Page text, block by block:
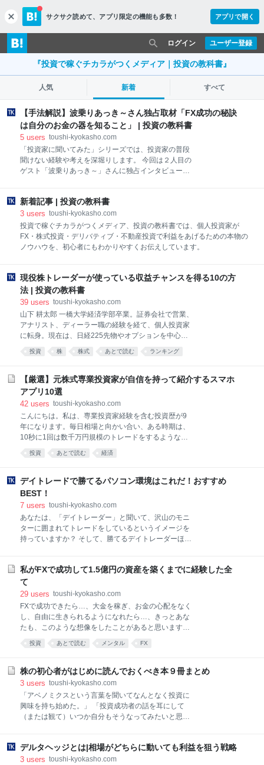
c
l
o
s
サクサク読めて、 アプリ限定の機能も多数！ アプリで開く
ユーザー登録
ログイン
『投資で稼ぐチカラがつくメディア｜投資の教科書』
人気 新着 すべて
【手法解説】波乗りあっき～さん独占取材「FX成功の秘訣
は自分のお金の器を知ること」 | 投資の教科書
5 users toushi-kyokasho.com
「投資家に聞いてみた」シリーズでは、投資家の普段
聞けない経験や考えを深堀りします。 今回は２人目の
ゲスト「波乗りあっき～」さんに独占インタビューを
ますので、最後まで読んでみてくださいね。 インタビ
ューアーは現役投資家のタカシさんです。
新着記事 | 投資の教科書
3 users toushi-kyokasho.com
投資で稼ぐチカラがつくメディア、投資の教科書では、個人投資家が
FX・株式投資・デリバティブ・不動産投資で利益をあげるための本物の
ノウハウを、初心者にもわかりやすくお伝えしています。
現役株トレーダーが使っている収益チャンスを得る10の方
法 | 投資の教科書
39 users toushi-kyokasho.com
山下 耕太郎 一橋大学経済学部卒業。証券会社で営業、
アナリスト、ディーラー職の経験を経て、個人投資家
に転身。現在は、日経225先物やオプションを中心
に、株式、CFD、FXを取引。ブログ『日経225先物オ
プション奮闘日誌』を運営。ツイッターアカウントは
ランキングから銘柄を見つける まずは株価ランキング
の利用方法について解説していきます。 銘柄選びに
は、業績発表や新商品発表、合併などのニュースが役
らないものもありますし、株式市場でどの程度反応す
るかを、初心者の方が見極めることは困難なことで
す。 そこで、ニュースと異なり、定期的に仕入れるこ
とができる情報があります。毎日発表される、株式の
投資 株 株式 あとで読む ランキング
【厳選】元株式専業投資家が自信を持って紹介するスマホ
アプリ10選
42 users toushi-kyokasho.com
こんにちは。私は、専業投資家経験を含む投資歴が9
年になります。毎日相場と向かい合い、ある時期は、
10秒に1回は数千万円規模のトレードをするような超
短期トレードをしていました。 もちろん中長期投資も
行いますが、そんな私には、相場変動に素早く対応す
できるかどうかで勝負が決まることが多いです。勝負
に勝つことは、つまり利益をしっかりと確定して、自
分の資産を増やすことをいうと私は考えます。 そんな
残るために私が実際に使っているアプリを全力でご紹
介します。 この記事を読んで実践することで、次の3
つの能力を格段に高める助けになるでしょう。 マク
能力 上記の3つの能力は、株式市場で生き残るために
は、高める必要がある能力といえるでしょう。 本記事
におけるカテゴ
投資 あとで読む 経済
デイトレードで勝てるパソコン環境はこれだ！おすすめ
BEST！
7 users toushi-kyokasho.com
あなたは、「デイトレーダー」と聞いて、沢山のモニ
ターに囲まれてトレードをしているというイメージを
持っていますか？ そして、勝てるデイトレーダーほ
ることで、情報が多すぎて処理しきれなくなったり、
投資判断を邪魔する余計な情報が入ってきて、思うよ
うに良い成果が出せなくなることがあります。 そのた
め、デイトレードで常に高い利益を出し続けるために
は、必要情報を必要な分だけ表示できるだけのディス
プレイの用意が肝となります。 ※もしディスプレイを1
資活動をしていくのなら、スイングトレードや中長期
資をしている人の中には、スマートフォンを使ったデ
イトレードで成果を上げている人もいます。しかしそ
れには、短時間で状況を
私がFXで成功して1.5億円の資産を築くまでに経験した全
て
29 users toushi-kyokasho.com
FXで成功できたら…、大金を稼ぎ、お金の心配をなく
し、自由に生きられるようになれたら…、きっとあな
たも、このような想像をしたことがあると思います。
というよりも、私がそうでした。今から10年以上前、
私は、ただ「自分のやりたいように生きる」という一
流れ、2018年9月現在、1.5億円を超える資産を築いて
います。そして、大好きな旅行をしながらノートPCで
トレードするという、自由で楽しい生活を送ることが
できています。 振り返れば色々ありました。「現状を
打破するにはFXだ！」と決意を固めてから、とにかく
で1,000万円以上の損失を負ったり…、そこから何と
かメンタルを立て直して、それまで以上に真剣にトレ
投資 あとで読む メンタル FX
株の初心者がはじめに読んでおくべき本９冊まとめ
3 users toushi-kyokasho.com
「アベノミクスという言葉を聞いてなんとなく投資に
興味を持ち始めた。」 「投資成功者の話を耳にして
（または観て）いつか自分もそうなってみたいと思っ
ました。 株式投資をするには、しっかり基本を学んだ
上で挑戦しなければなりません。 それが投資で成功す
デルタヘッジとは|相場がどちらに動いても利益を狙う戦略
3 users toushi-kyokasho.com